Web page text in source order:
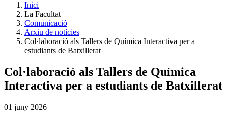
Inici
La Facultat
Comunicació
Arxiu de notícies
Col·laboració als Tallers de Química Interactiva per a
estudiants de Batxillerat
Col·laboració als Tallers de Química
Interactiva per a estudiants de Batxillerat
01 juny 2026